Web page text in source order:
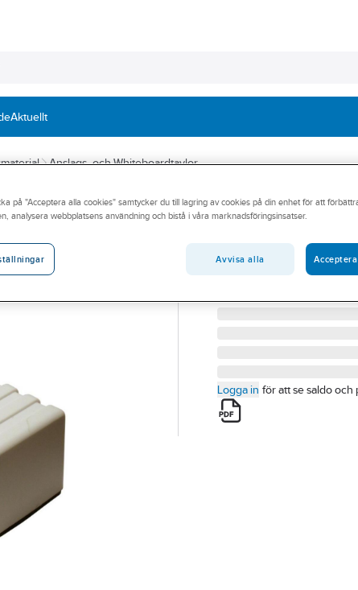
Aktuellt
Anslags- och Whiteboardtavlor
ESSELTE
WHITEBOARDTORKARE
Artikelnummer:
563986
7080140
Logga in för att se saldo och
på "Acceptera alla cookies" samtycker du till lagring av cookies på din enhet för att
analysera webbplatsens användning och bistå i våra marknadsföringsinsatser.
Avvisa alla